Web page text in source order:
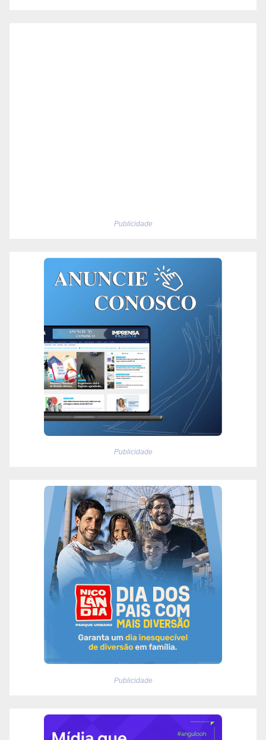
Publicidade
Publicidade
Publicidade